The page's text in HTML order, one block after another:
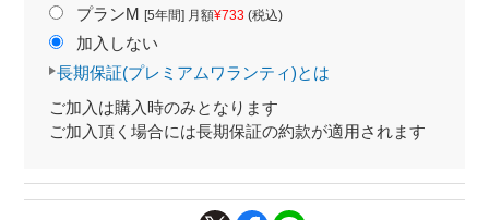
プランM [5年間] 月額¥733(税込)
加入しない
長期保証(プレミアムワランティ)とは
ご加入は購入時のみとなります
ご加入頂く場合には長期保証の約款が適用されます